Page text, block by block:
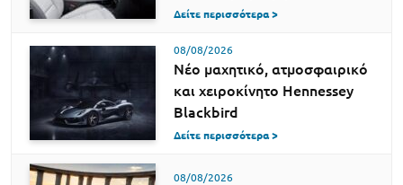
Δείτε περισσότερα >
08/08/2026
Νέο μαχητικό, ατμοσφαιρικό
και χειροκίνητο Hennessey
Blackbird
Δείτε περισσότερα >
08/08/2026